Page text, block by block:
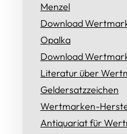
Menzel
Download
Opalka
Download
Literatur über
Geldersatzzeichen
Wertmarken-
Antiquariat für